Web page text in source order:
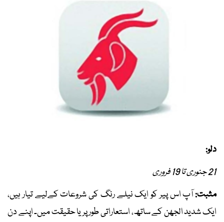
دلو:
21 جنوری تا 19 فروری
مثبت:آپ اس پیر کو ایک نیلے رنگ کی شروعات کےلیے تیار ہیں،
ایک شدید الجھن کے ساتھ، استعاراتی طور پر یا حقیقت میں۔ اپنے دن